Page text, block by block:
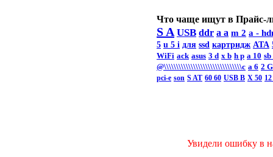
Что чаще ищут в Прайс-
S A USB ddr a a m 2 a -
5 u 5 i для ssd картридж ATA
WiFi ack asus 3 d x b h p a 10 sb
@\\\\\\\\\\\\\\\\\\\\\\\\\\\\\\\\c а 6 2
pci-e son S AT 60 60 USB B X 50
Увидели ошибку в